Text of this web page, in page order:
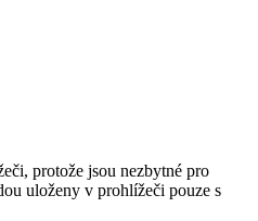
protože jsou nezbytné pro
uloženy v prohlížeči pouze s